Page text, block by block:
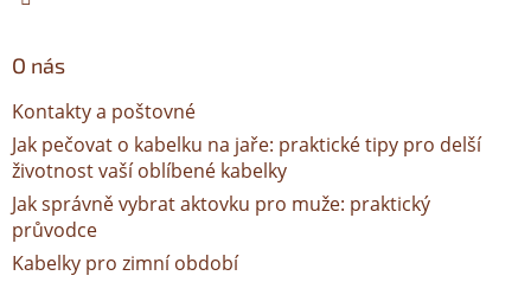
O nás
Kontakty a poštovné
Jak pečovat o kabelku na jaře: praktické tipy pro delší
životnost vaší oblíbené kabelky
Jak správně vybrat aktovku pro muže: praktický
průvodce
Kabelky pro zimní období